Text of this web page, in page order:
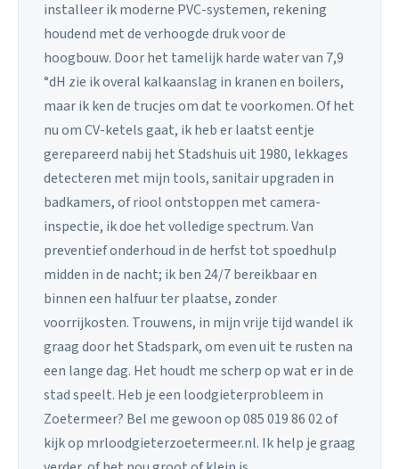
installeer ik moderne PVC-systemen, rekening
houdend met de verhoogde druk voor de
hoogbouw. Door het tamelijk harde water van 7,9
°dH zie ik overal kalkaanslag in kranen en boilers,
maar ik ken de trucjes om dat te voorkomen. Of het
nu om CV-ketels gaat, ik heb er laatst eentje
gerepareerd nabij het Stadshuis uit 1980, lekkages
detecteren met mijn tools, sanitair upgraden in
badkamers, of riool ontstoppen met camera-
inspectie, ik doe het volledige spectrum. Van
preventief onderhoud in de herfst tot spoedhulp
midden in de nacht; ik ben 24/7 bereikbaar en
binnen een halfuur ter plaatse, zonder
voorrijkosten. Trouwens, in mijn vrije tijd wandel ik
graag door het Stadspark, om even uit te rusten na
een lange dag. Het houdt me scherp op wat er in de
stad speelt. Heb je een loodgieterprobleem in
Zoetermeer? Bel me gewoon op 085 019 86 02 of
kijk op mrloodgieterzoetermeer.nl. Ik help je graag